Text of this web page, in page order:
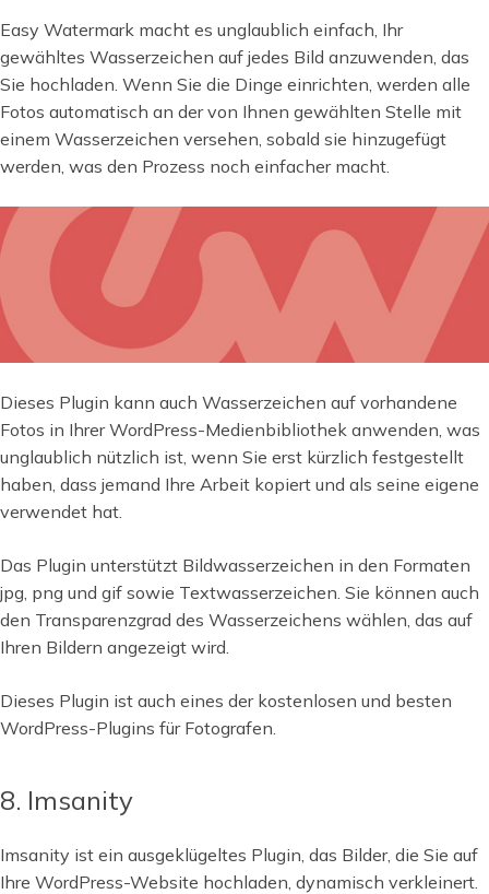
Easy Watermark macht es unglaublich einfach, Ihr
gewähltes Wasserzeichen auf jedes Bild anzuwenden, das
Sie hochladen. Wenn Sie die Dinge einrichten, werden alle
Fotos automatisch an der von Ihnen gewählten Stelle mit
einem Wasserzeichen versehen, sobald sie hinzugefügt
werden, was den Prozess noch einfacher macht.
Dieses Plugin kann auch Wasserzeichen auf vorhandene
Fotos in Ihrer WordPress-Medienbibliothek anwenden, was
unglaublich nützlich ist, wenn Sie erst kürzlich festgestellt
haben, dass jemand Ihre Arbeit kopiert und als seine eigene
verwendet hat.
Das Plugin unterstützt Bildwasserzeichen in den Formaten
jpg, png und gif sowie Textwasserzeichen. Sie können auch
den Transparenzgrad des Wasserzeichens wählen, das auf
Ihren Bildern angezeigt wird.
Dieses Plugin ist auch eines der kostenlosen und besten
WordPress-Plugins für Fotografen.
8. Imsanity
Imsanity ist ein ausgeklügeltes Plugin, das Bilder, die Sie auf
Ihre WordPress-Website hochladen, dynamisch verkleinert.